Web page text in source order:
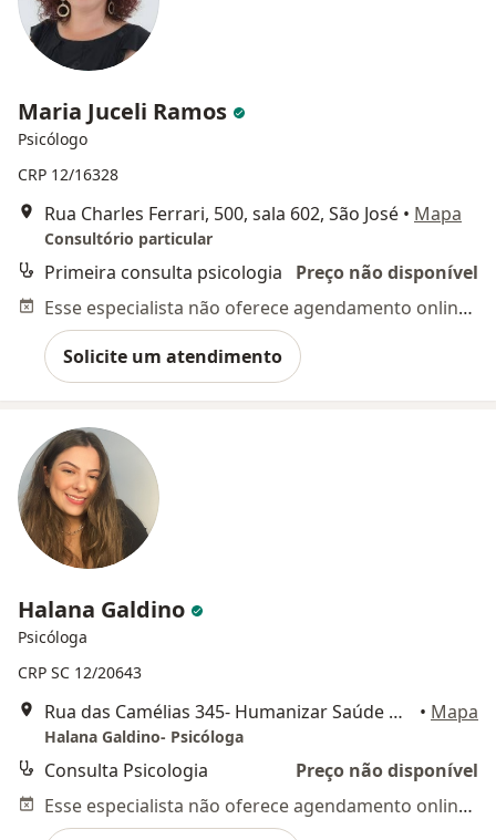
Maria Juceli Ramos
Psicólogo
CRP 12/16328
Rua Charles Ferrari, 500, sala 602, São José • Mapa
Consultório particular
Primeira consulta psicologia
Preço não disponível
Esse especialista não oferece agendamento online para esse endereço.
Solicite um atendimento
Halana Galdino
Psicóloga
CRP SC 12/20643
Rua das Camélias 345- Humanizar Saúde Mental , São José • Mapa
Halana Galdino- Psicóloga
Consulta Psicologia
Preço não disponível
Esse especialista não oferece agendamento online para esse endereço.